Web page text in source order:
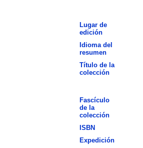
Lugar de
edición
Idioma del
resumen
Título de la
colección
Fascículo
de la
colección
ISBN
Expedición